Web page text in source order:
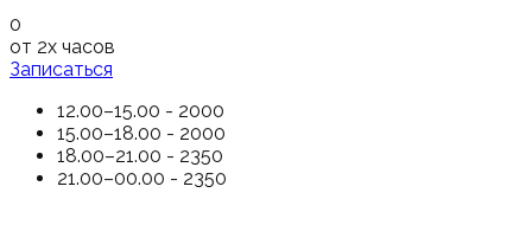
0
от 2х часов
Записаться
12.00–15.00 - 2000
15.00–18.00 - 2000
18.00–21.00 - 2350
21.00–00.00 - 2350